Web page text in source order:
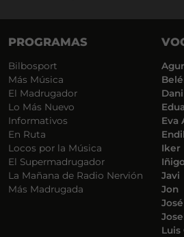
PROGRAMAS
Bilbosport
Más Música
El Madrugador
Lo Más Nuevo
Informativos
En Ruta
Locos por la Música
El Supermadrugador
La Mañana de Radio Nervión
Más Madrugada
Dani
Eva
Iker
Javi
Jon
Luis